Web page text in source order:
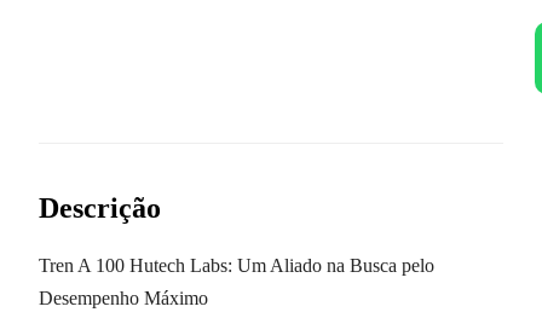
Descrição
Tren A 100 Hutech Labs: Um Aliado na Busca pelo
Desempenho Máximo